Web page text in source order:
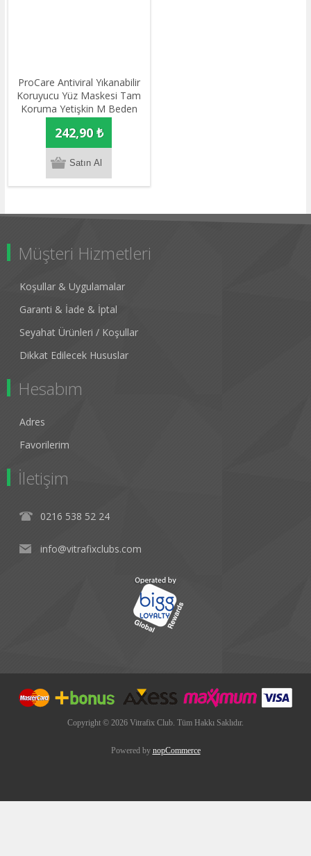
ProCare Antiviral Yıkanabilir
Koruyucu Yüz Maskesi Tam
Koruma Yetişkin M Beden
Kırmızı
242,90 ₺
Müşteri Hizmetleri
Koşullar & Uygulamalar
Garanti & İade & İptal
Seyahat Ürünleri / Koşullar
Dikkat Edilecek Hususlar
Hesabım
Adres
Favorilerim
İletişim
0216 538 52 24
info@vitrafixclubs.com
Copyright © 2026 Vitrafix Club. Tüm Hakkı Saklıdır.
Powered by nopCommerce